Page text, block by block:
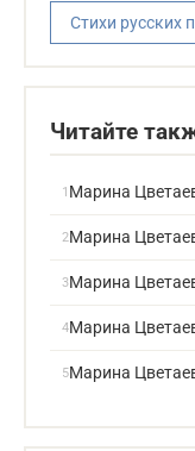
Стихи русских
Читайте
Марина
Марина
Марина
Марина
Марина